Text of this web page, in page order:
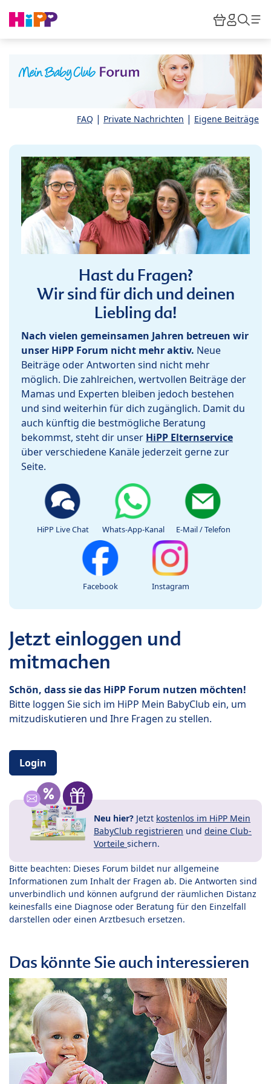
HiPP
FAQ | Private Nachrichten | Eigene Beiträge
Hast du Fragen?
Wir sind für dich und deinen
Liebling da!
Nach vielen gemeinsamen Jahren betreuen wir
unser HiPP Forum nicht mehr aktiv. Neue
Beiträge oder Antworten sind nicht mehr
möglich. Die zahlreichen, wertvollen Beiträge der
Mamas und Experten bleiben jedoch bestehen
und sind weiterhin für dich zugänglich. Damit du
auch künftig die bestmögliche Beratung
bekommst, steht dir unser HiPP Elternservice
über verschiedene Kanäle jederzeit gerne zur
Seite.
HiPP Live Chat Whats-App-Kanal E-Mail / Telefon
Facebook Instagram
Jetzt einloggen und
mitmachen
Schön, dass sie das HiPP Forum nutzen möchten!
Bitte loggen Sie sich im HiPP Mein BabyClub ein, um
mitzudiskutieren und Ihre Fragen zu stellen.
Login
Neu hier? Jetzt kostenlos im HiPP Mein
BabyClub registrieren und deine Club-
Vorteile sichern.
Bitte beachten: Dieses Forum bildet nur allgemeine
Informationen zum Inhalt der Fragen ab. Die Antworten sind
unverbindlich und können aufgrund der räumlichen Distanz
keinesfalls eine Diagnose oder Beratung für den Einzelfall
darstellen oder einen Arztbesuch ersetzen.
Das könnte Sie auch interessieren